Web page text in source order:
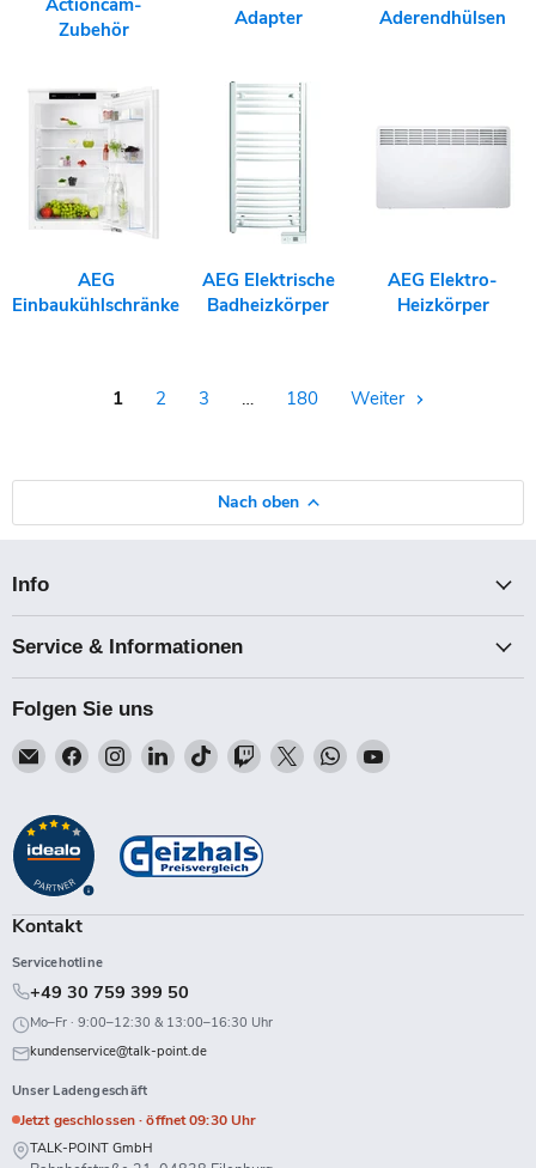
Actioncam-
Zubehör
Adapter Aderendhülsen
AEG
Einbaukühlschränke
AEG Elektrische
Badheizkörper
AEG Elektro-
Heizkörper
1 2 3 … 180 Weiter
Nach oben
Info
Service & Informationen
Folgen Sie uns
Email
Talk-
Finden
Sie
auf
Facebook
Finden
Sie
auf
Instagram
Finden
Sie
auf
LinkedIn
Finden
Sie
auf
TikTok
Finden
Sie
Twitch
Finden
Sie
Finden
Sie
Finden
Kontakt
Servicehotline
+49 30 759 399 50
Mo–Fr · 9:00–12:30 & 13:00–16:30 Uhr
kundenservice@talk-point.de
Unser Ladengeschäft
Jetzt geschlossen · öffnet 09:30 Uhr
TALK-POINT GmbH